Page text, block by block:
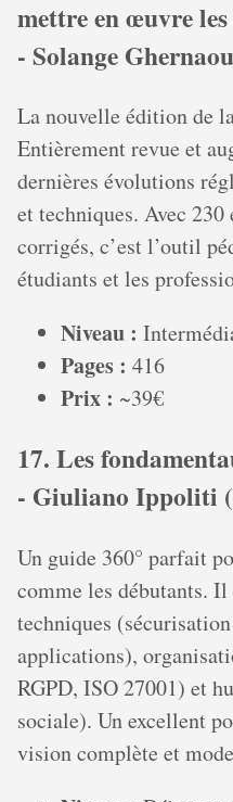
mettre en œuvre
- Solange
La nouvelle édition de
Entièrement revue et
dernières évolutions
et techniques. Avec
corrigés, c’est l’outil
étudiants et les
Niveau :
Pages : 416
Prix : ~39€
17. Les
- Giuliano Ippoliti
Un guide 360° parfait
comme les débutants. Il
techniques
applications),
RGPD, ISO 27001) et
sociale). Un excellent
vision complète et